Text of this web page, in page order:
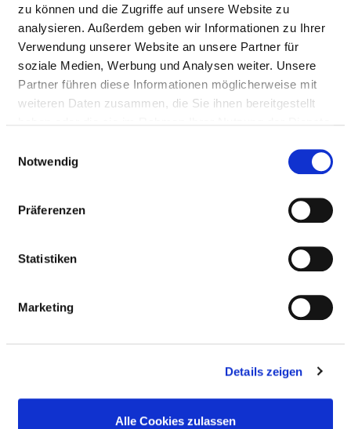
zu können und die Zugriffe auf unsere Website zu
analysieren. Außerdem geben wir Informationen zu Ihrer
Verwendung unserer Website an unsere Partner für
soziale Medien, Werbung und Analysen weiter. Unsere
Partner führen diese Informationen möglicherweise mit
weiteren Daten zusammen, die Sie ihnen bereitgestellt
Notwendig
Präferenzen
Statistiken
Marketing
Details zeigen
Alle Cookies zulassen
Personal ohne direktes
Beschäftigungsverhältnis
0,00
Personal in der
ambulanten Versorgung
143,09
maßgebliche tarifliche
Anzahl (gesamt)
Personal mit direktem
45,36
Personal ohne direktes
Beschäftigungsverhältnis
0,00